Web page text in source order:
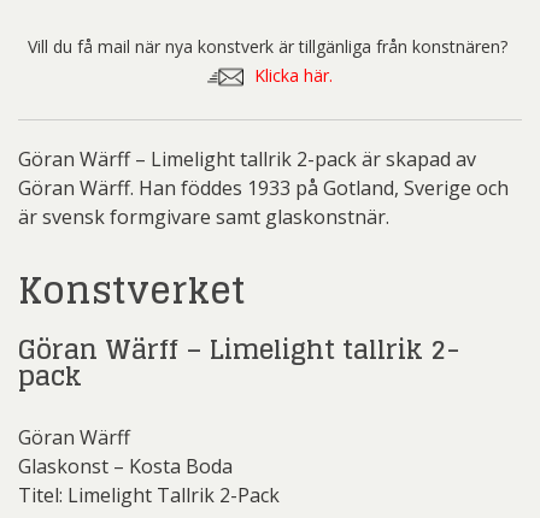
Vill du få mail när nya konstverk är tillgänliga från konstnären?
Klicka här.
Göran Wärff – Limelight tallrik 2-pack är skapad av
Göran Wärff. Han föddes 1933 på Gotland, Sverige och
är svensk formgivare samt glaskonstnär.
Konstverket
Göran Wärff – Limelight tallrik 2-
pack
Göran Wärff
Glaskonst – Kosta Boda
Titel: Limelight Tallrik 2-Pack